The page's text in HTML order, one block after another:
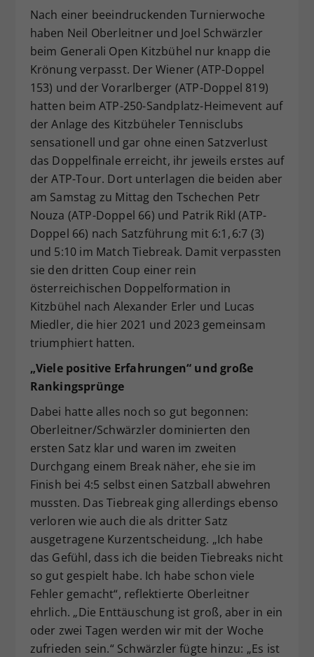
Nach einer beeindruckenden Turnierwoche
haben Neil Oberleitner und Joel Schwärzler
beim Generali Open Kitzbühel nur knapp die
Krönung verpasst. Der Wiener (ATP-Doppel
153) und der Vorarlberger (ATP-Doppel 819)
hatten beim ATP-250-Sandplatz-Heimevent auf
der Anlage des Kitzbüheler Tennisclubs
sensationell und gar ohne einen Satzverlust
das Doppelfinale erreicht, ihr jeweils erstes auf
der ATP-Tour. Dort unterlagen die beiden aber
am Samstag zu Mittag den Tschechen Petr
Nouza (ATP-Doppel 66) und Patrik Rikl (ATP-
Doppel 66) nach Satzführung mit 6:1, 6:7 (3)
und 5:10 im Match Tiebreak. Damit verpassten
sie den dritten Coup einer rein
österreichischen Doppelformation in
Kitzbühel nach Alexander Erler und Lucas
Miedler, die hier 2021 und 2023 gemeinsam
triumphiert hatten.
„Viele positive Erfahrungen“ und große
Rankingsprünge
Dabei hatte alles noch so gut begonnen:
Oberleitner/Schwärzler dominierten den
ersten Satz klar und waren im zweiten
Durchgang einem Break näher, ehe sie im
Finish bei 4:5 selbst einen Satzball abwehren
mussten. Das Tiebreak ging allerdings ebenso
verloren wie auch die als dritter Satz
ausgetragene Kurzentscheidung. „Ich habe
das Gefühl, dass ich die beiden Tiebreaks nicht
so gut gespielt habe. Ich habe schon viele
Fehler gemacht“, reflektierte Oberleitner
ehrlich. „Die Enttäuschung ist groß, aber in ein
oder zwei Tagen werden wir mit der Woche
zufrieden sein.“ Schwärzler fügte hinzu: „Es ist
Zweck
Dieser Wert speichert Ihre Consent-
Einstellungen. Unter anderem eine
zufällig generierte ID, für die
historische Speicherung Ihrer
vorgenommen Einstellungen, falls der
Webseiten-Betreiber dies eingestellt
hat.